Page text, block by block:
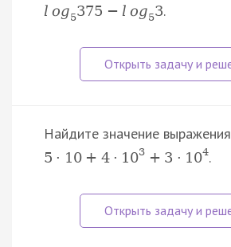
l og5375 − l og53.
Найдите значение выражения
5 · 10 + 4 · 103 + 3 · 104.